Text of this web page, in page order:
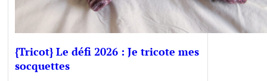
{Tricot} Le défi 2026 : Je tricote mes
socquettes